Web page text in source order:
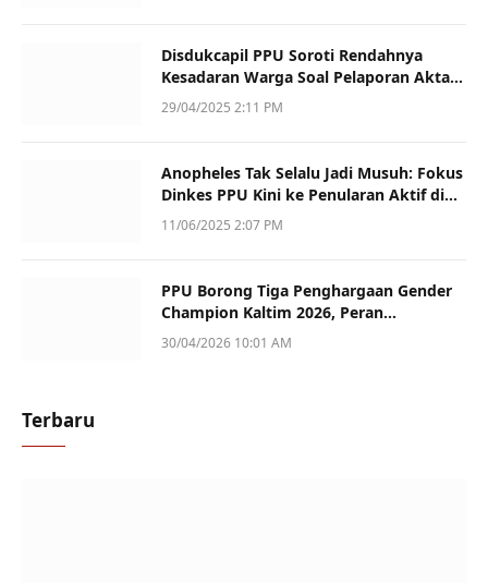
Disdukcapil PPU Soroti Rendahnya
Kesadaran Warga Soal Pelaporan Akta
Kematian
29/04/2025 2:11 PM
Anopheles Tak Selalu Jadi Musuh: Fokus
Dinkes PPU Kini ke Penularan Aktif di
Sotek
11/06/2025 2:07 PM
PPU Borong Tiga Penghargaan Gender
Champion Kaltim 2026, Peran
Perempuan Jadi Sorotan
30/04/2026 10:01 AM
Terbaru